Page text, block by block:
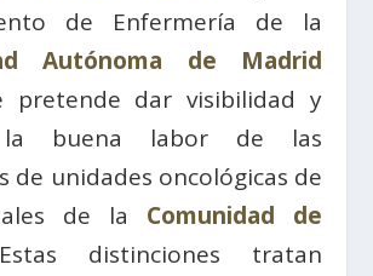
de Enfermería de la
Autónoma de Madrid
pretende dar visibilidad y
la buena labor de las
de unidades oncológicas de
de la Comunidad de
distinciones tratan